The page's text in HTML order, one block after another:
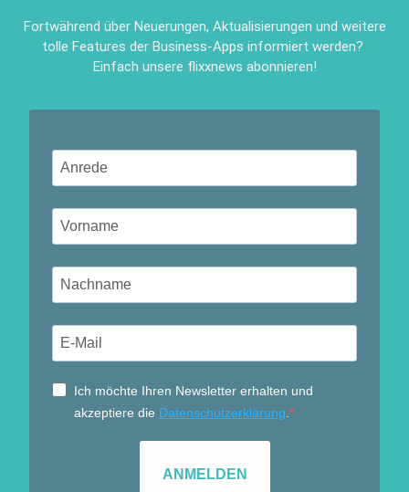
Fortwährend über Neuerungen, Aktualisierungen und weitere
tolle Features der Business-Apps informiert werden?
Einfach unsere flixxnews abonnieren!
Ich möchte Ihren Newsletter erhalten und
akzeptiere die Datenschutzerklärung
ANMELDEN